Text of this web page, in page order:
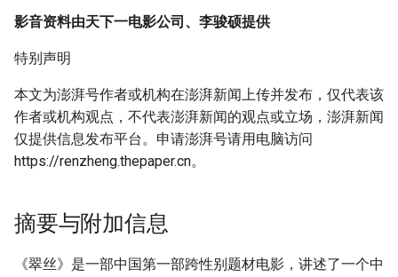
影音资料由天下一电影公司、李骏硕提供
特别声明
本文为澎湃号作者或机构在澎湃新闻上传并发布，仅代表该
作者或机构观点，不代表澎湃新闻的观点或立场，澎湃新闻
仅提供信息发布平台。申请澎湃号请用电脑访问
https://renzheng.thepaper.cn。
摘要与附加信息
《翠丝》是一部中国第一部跨性别题材电影，讲述了一个中